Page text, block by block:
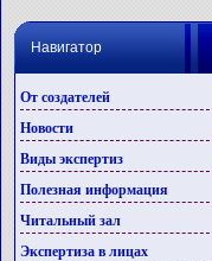
Навигатор
От создателей
Новости
Виды экспертиз
Полезная информация
Читальный зал
Экспертиза в лицах